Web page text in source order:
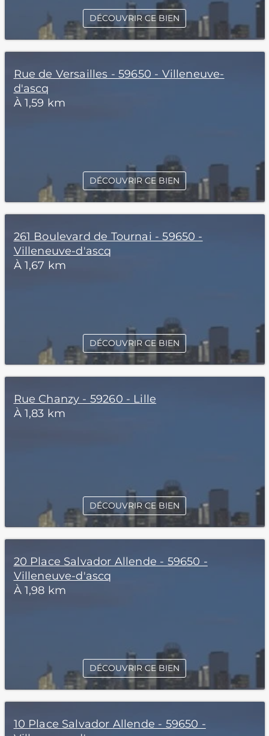
DÉCOUVRIR CE BIEN
Rue de Versailles - 59650 - Villeneuve-
d'ascq
À 1,59 km
DÉCOUVRIR CE BIEN
261 Boulevard de Tournai - 59650 -
Villeneuve-d'ascq
À 1,67 km
DÉCOUVRIR CE BIEN
Rue Chanzy - 59260 - Lille
À 1,83 km
DÉCOUVRIR CE BIEN
20 Place Salvador Allende - 59650 -
Villeneuve-d'ascq
À 1,98 km
DÉCOUVRIR CE BIEN
10 Place Salvador Allende - 59650 -